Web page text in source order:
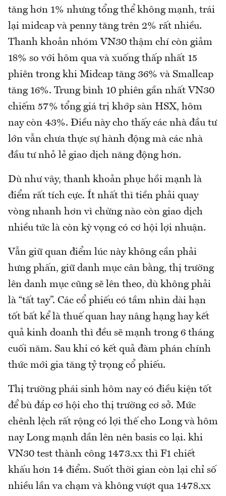
tăng hơn 1% nhưng tổng thể không mạnh, trái
lại midcap và penny tăng trên 2% rất nhiều.
Thanh khoản nhóm VN30 thậm chí còn giảm
18% so với hôm qua và xuống thấp nhất 15
phiên trong khi Midcap tăng 36% và Smallcap
tăng 16%. Trung bình 10 phiên gần nhất VN30
chiếm 57% tổng giá trị khớp sàn HSX, hôm
nay còn 43%. Điều này cho thấy các nhà đầu tư
lớn vẫn chưa thực sự hành động mà các nhà
đầu tư nhỏ lẻ giao dịch năng động hơn.
Dù như vây, thanh khoản phục hồi mạnh là
điểm rất tích cực. Ít nhất thì tiền phải quay
vòng nhanh hơn vì chừng nào còn giao dịch
nhiều tức là còn kỳ vọng có cơ hội lợi nhuận.
Vẫn giữ quan điểm lúc này không cần phải
hưng phấn, giữ danh mục cân bằng, thị trường
lên danh mục cũng sẽ lên theo, dù không phải
là “tất tay”. Các cổ phiếu có tầm nhìn dài hạn
tốt bất kể là thuế quan hay nâng hạng hay kết
quả kinh doanh thì đều sẽ mạnh trong 6 tháng
cuối năm. Sau khi có kết quả đàm phán chính
thức mới gia tăng tỷ trọng cổ phiếu.
Thị trường phái sinh hôm nay có điều kiện tốt
để bù đắp cơ hội cho thị trường cơ sở. Mức
chênh lệch rất rộng có lợi thế cho Long và hôm
nay Long mạnh dần lên nên basis co lại. khi
VN30 test thành công 1473.xx thì F1 chiết
khấu hơn 14 điểm. Suốt thời gian còn lại chỉ số
nhiều lần va chạm và không vượt qua 1478.xx